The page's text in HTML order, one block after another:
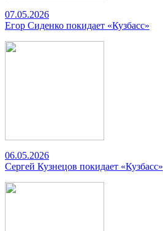
07.05.2026
Егор Сиденко покидает «Кузбасс»
06.05.2026
Сергей Кузнецов покидает «Кузбасс»